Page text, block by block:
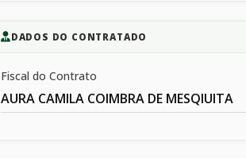
DADOS DO CONTRATADO
Fiscal do Contrato
AURA CAMILA COIMBRA DE MESQIUITA